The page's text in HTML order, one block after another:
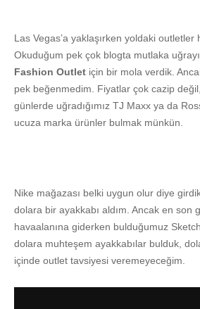
Las Vegas’a yaklaşırken yoldaki outletler
Okuduğum pek çok blogta mutlaka
Fashion Outlet için bir mola verdik.
pek beğenmedim. Fiyatlar çok cazip
günlerde uğradığımız TJ Maxx ya da
ucuza marka ürünler bulmak münkün.
Nike mağazası belki uygun olur diye
dolara bir ayakkabı aldım. Ancak en son
havaalanına giderken bulduğumuz
dolara muhteşem ayakkabılar bulduk,
içinde outlet tavsiyesi veremeyeceğim.